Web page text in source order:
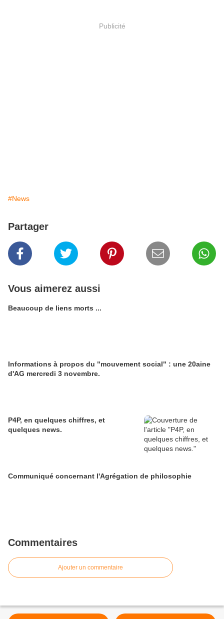
Publicité
#News
Partager
Vous aimerez aussi
Beaucoup de liens morts ...
Informations à propos du "mouvement social" : une 20aine
d'AG mercredi 3 novembre.
P4P, en quelques chiffres, et
quelques news.
Communiqué concernant l'Agrégation de philosophie
Commentaires
Ajouter un commentaire